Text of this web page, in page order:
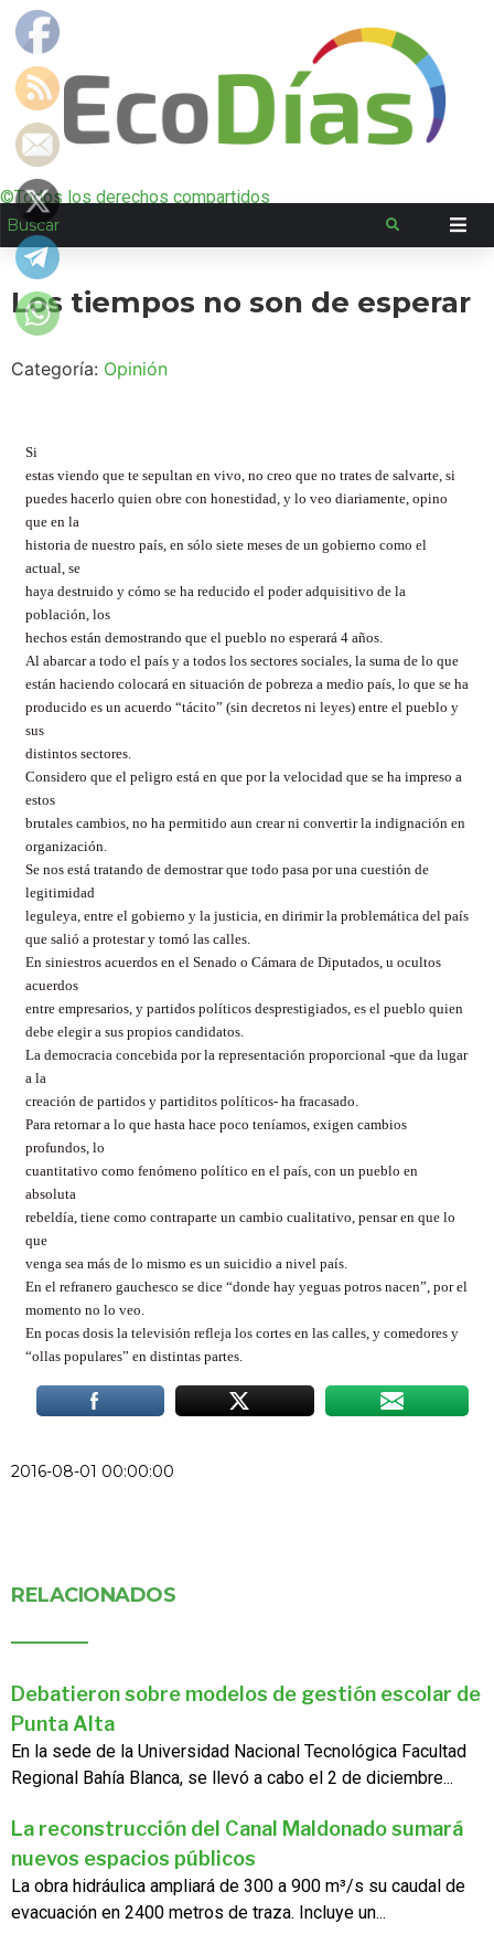
©Todos los derechos compartidos
Los tiempos no son de esperar
Categoría: Opinión
Si
estas viendo que te sepultan en vivo, no creo que no trates de salvarte, si
puedes hacerlo quien obre con honestidad, y lo veo diariamente, opino
que en la
historia de nuestro país, en sólo siete meses de un gobierno como el
actual, se
haya destruido y cómo se ha reducido el poder adquisitivo de la
población, los
hechos están demostrando que el pueblo no esperará 4 años.
Al abarcar a todo el país y a todos los sectores sociales, la suma de lo que
están haciendo colocará en situación de pobreza a medio país, lo que se ha
producido es un acuerdo “tácito” (sin decretos ni leyes) entre el pueblo y
sus
distintos sectores.
Considero que el peligro está en que por la velocidad que se ha impreso a
estos
brutales cambios, no ha permitido aun crear ni convertir la indignación en
organización.
Se nos está tratando de demostrar que todo pasa por una cuestión de
legitimidad
leguleya, entre el gobierno y la justicia, en dirimir la problemática del país
que salió a protestar y tomó las calles.
En siniestros acuerdos en el Senado o Cámara de Diputados, u ocultos
acuerdos
entre empresarios, y partidos políticos desprestigiados, es el pueblo quien
debe elegir a sus propios candidatos.
La democracia concebida por la representación proporcional -que da lugar
a la
creación de partidos y partiditos políticos- ha fracasado.
Para retornar a lo que hasta hace poco teníamos, exigen cambios
profundos, lo
cuantitativo como fenómeno político en el país, con un pueblo en
absoluta
rebeldía, tiene como contraparte un cambio cualitativo, pensar en que lo
que
venga sea más de lo mismo es un suicidio a nivel país.
En el refranero gauchesco se dice “donde hay yeguas potros nacen”, por el
momento no lo veo.
En pocas dosis la televisión refleja los cortes en las calles, y comedores y
“ollas populares” en distintas partes.
2016-08-01 00:00:00
RELACIONADOS
Debatieron sobre modelos de gestión escolar de
Punta Alta
En la sede de la Universidad Nacional Tecnológica Facultad
Regional Bahía Blanca, se llevó a cabo el 2 de diciembre...
La reconstrucción del Canal Maldonado sumará
nuevos espacios públicos
La obra hidráulica ampliará de 300 a 900 m³/s su caudal de
evacuación en 2400 metros de traza. Incluye un...